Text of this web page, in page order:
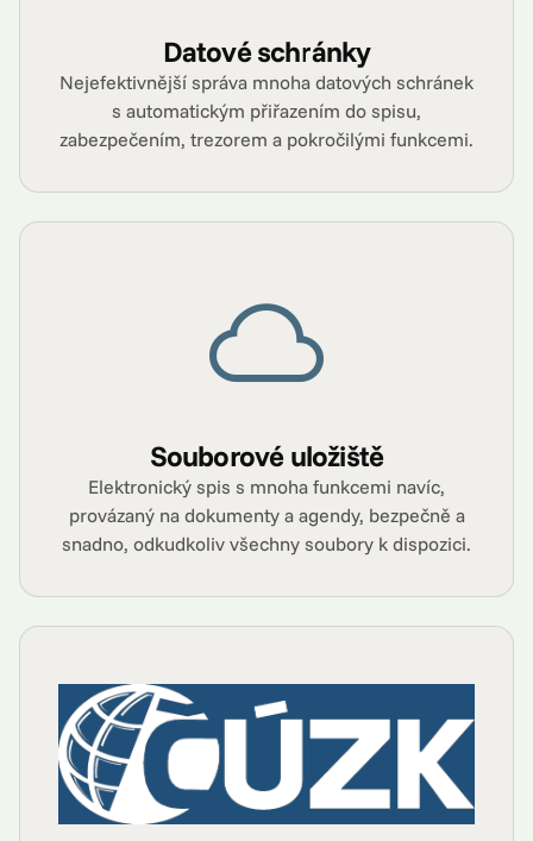
Datové schránky
Nejefektivnější správa mnoha datových schránek
s automatickým přiřazením do spisu,
zabezpečením, trezorem a pokročilými funkcemi.
Souborové uložiště
Elektronický spis s mnoha funkcemi navíc,
provázaný na dokumenty a agendy, bezpečně a
snadno, odkudkoliv všechny soubory k dispozici.